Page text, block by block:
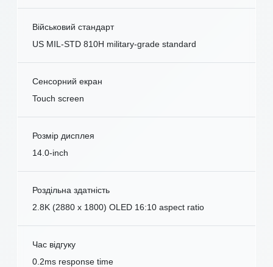
Військовий стандарт
US MIL-STD 810H military-grade standard
Сенсорний екран
Touch screen
Розмір дисплея
14.0-inch
Роздільна здатність
2.8K (2880 x 1800) OLED 16:10 aspect ratio
Час відгуку
0.2ms response time